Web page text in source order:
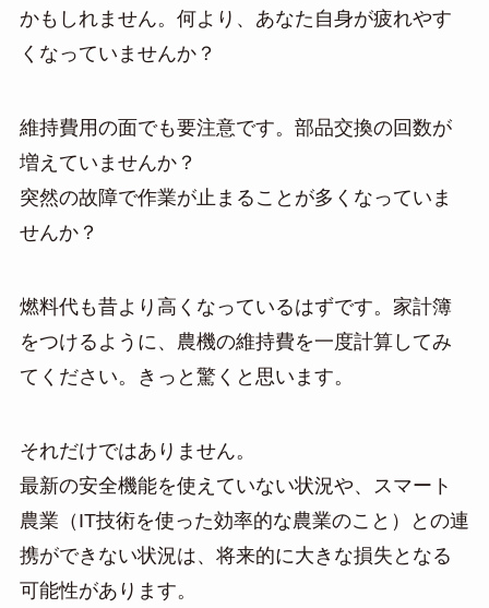
かもしれません。何より、あなた自身が疲れやす
くなっていませんか？
維持費用の面でも要注意です。部品交換の回数が
増えていませんか？
突然の故障で作業が止まることが多くなっていま
せんか？
燃料代も昔より高くなっているはずです。家計簿
をつけるように、農機の維持費を一度計算してみ
てください。きっと驚くと思います。
それだけではありません。
最新の安全機能を使えていない状況や、スマート
農業（IT技術を使った効率的な農業のこと）との連
携ができない状況は、将来的に大きな損失となる
可能性があります。